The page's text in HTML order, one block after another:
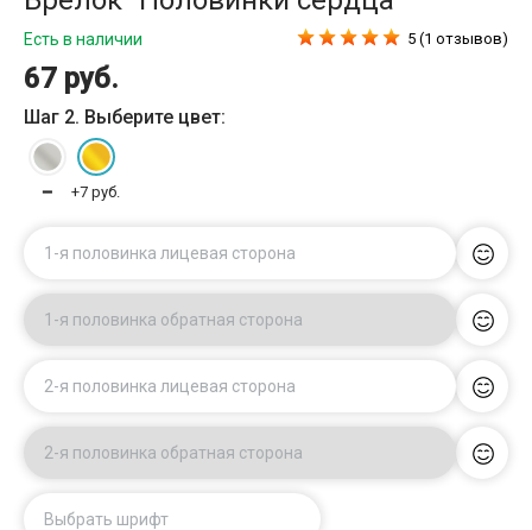
Есть в наличии
67 руб.
5 (1 отзывов)
Шаг 2. Выберите цвет:
━ +7 руб.
1-я половинка лицевая сторона
1-я половинка обратная сторона
2-я половинка лицевая сторона
2-я половинка обратная сторона
Выбрать шрифт